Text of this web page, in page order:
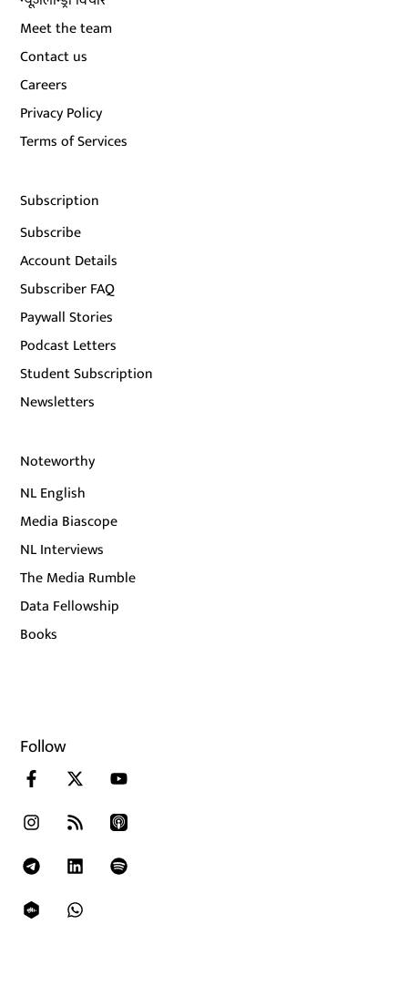
Meet the team
Contact us
Careers
Privacy Policy
Terms of Services
Subscription
Subscribe
Account Details
Subscriber FAQ
Paywall Stories
Podcast Letters
Student Subscription
Newsletters
Noteworthy
NL English
Media Biascope
NL Interviews
The Media Rumble
Data Fellowship
Books
Follow